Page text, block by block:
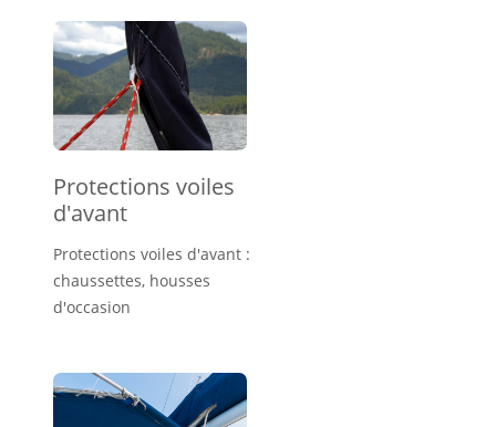
Protections voiles
d'avant
Protections voiles d'avant :
chaussettes, housses
d'occasion